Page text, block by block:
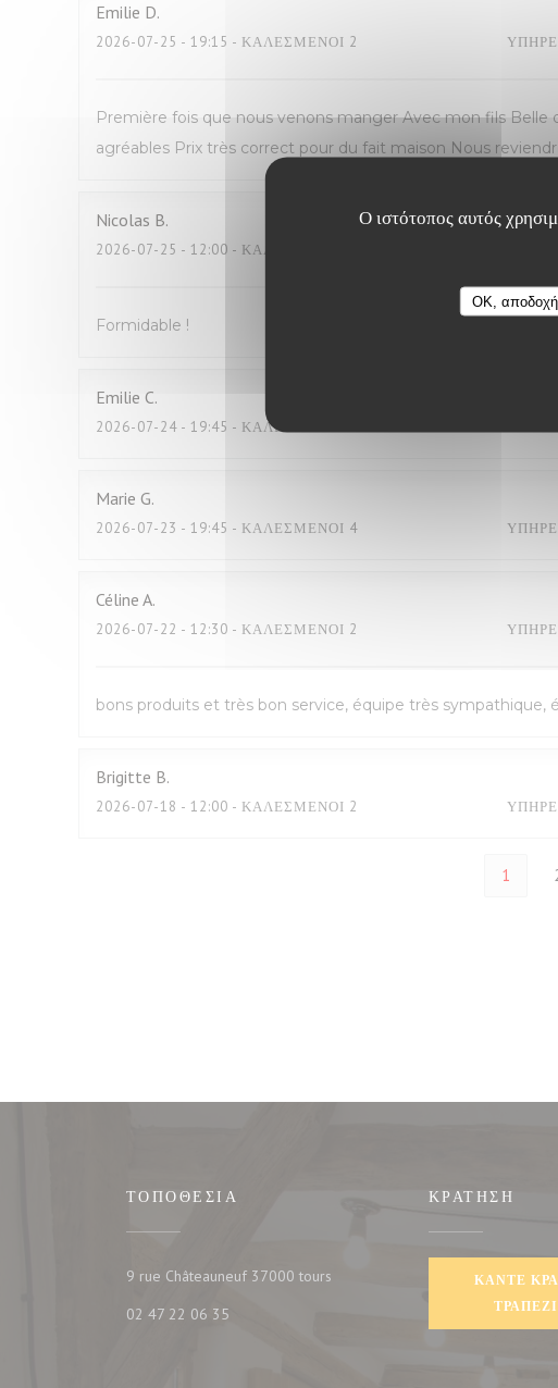
Ο ιστότοπος αυτός
OK,
Emilie D
2026-07-25 - 19:15 - ΚΑΛΕΣΜΈΝΟΙ 2
Première fois que nous venons manger Avec mon fils
agréables Prix très correct pour du fait maison Nous
Nicolas B
2026-07-25 - 12:00 - ΚΑΛΕΣΜΈΝΟΙ 2
Formidable !
Emilie C
2026-07-24 - 19:45 - ΚΑΛΕΣΜΈΝΟΙ 2
Marie G
2026-07-23 - 19:45 - ΚΑΛΕΣΜΈΝΟΙ 4
Céline A
2026-07-22 - 12:30 - ΚΑΛΕΣΜΈΝΟΙ 2
bons produits et très bon service, équipe très sympathique,
Brigitte B
2026-07-18 - 12:00 - ΚΑΛΕΣΜΈΝΟΙ 2
1
ΤΟΠΟΘΕΣΊΑ
9 rue Châteauneuf 37000 tours((ανοίγει σε νέο παράθυρο))
02 47 22 06 35
ΚΡΆΤΗΣΗ
ΚΆΝΤΕ